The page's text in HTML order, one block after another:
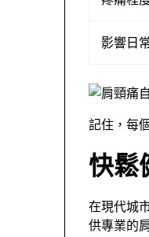
影響日
記住，每
快鬆
在現代城
供專業的